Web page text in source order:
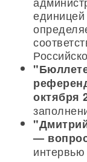
октября
—